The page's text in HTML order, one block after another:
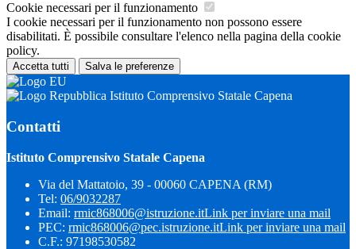
Cookie necessari per il funzionamento
I cookie necessari per il funzionamento non possono essere
disabilitati. È possibile consultare l'elenco nella pagina della cookie
policy.
Accetta tutti Salva le preferenze
Istituto Comprensivo Statale Capena
Contatti
Istituto Comprensivo Statale Capena
Via del Mattatoio, 39 - 00060 CAPENA (RM)
Tel: 06/9032287
Email: rmic868006@istruzione.itLink per inviare una mail
PEC: rmic868006@pec.istruzione.itLink per inviare una mail
C.F.: 97198530582